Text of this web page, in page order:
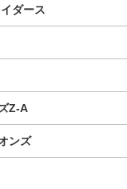
ダース
Z-A
ンズ